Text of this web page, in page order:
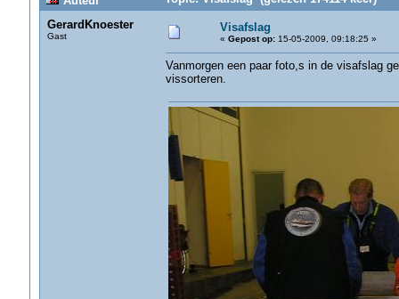
GerardKnoester
Gast
Visafslag
« Gepost op:15-05-2009, 09:18:25 »
Vanmorgen een paar foto,s in de visafslag
vissorteren.